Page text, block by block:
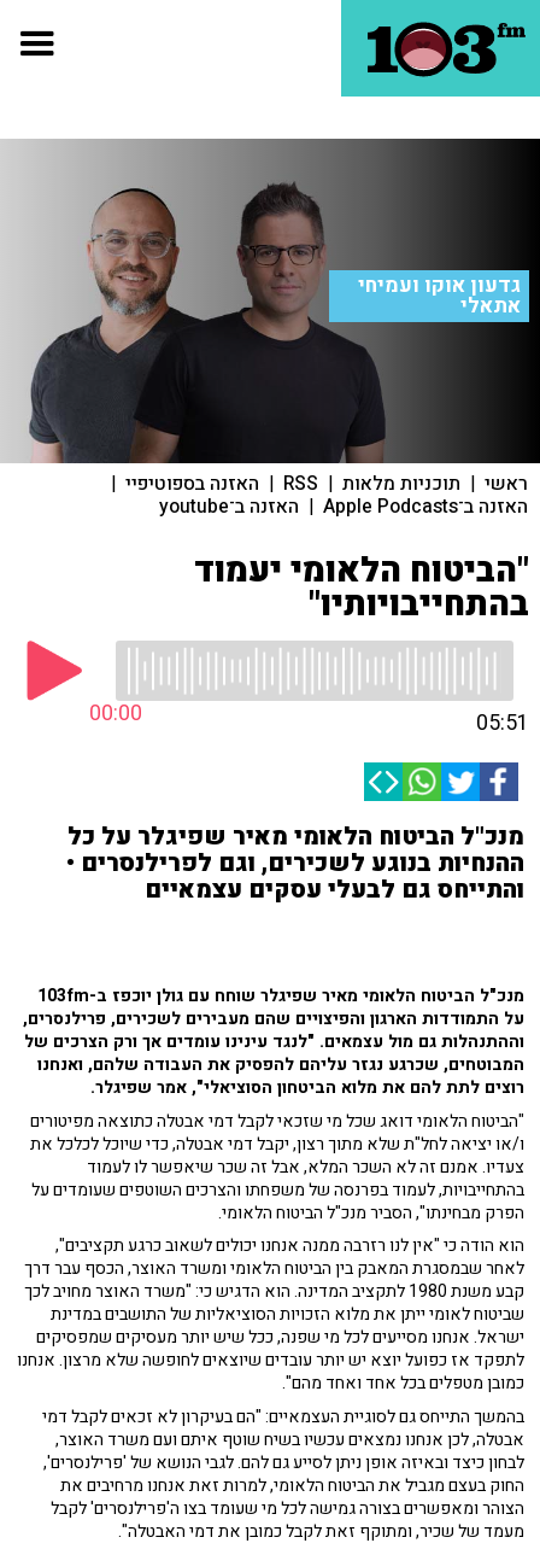
גדעון אוקו ועמיחי
אתאלי
ראשי | תוכניות מלאות |
RSS
| האזנה בספוטיפיי |
האזנה ב־Apple Podcasts | האזנה ב־youtube
"הביטוח הלאומי יעמוד
בהתחייבויותיו"
00:00 05:51
מנכ"ל הביטוח הלאומי מאיר שפיגלר על כל
ההנחיות בנוגע לשכירים, וגם לפרילנסרים •
והתייחס גם לבעלי עסקים עצמאיים
מנכ"ל הביטוח הלאומי מאיר שפיגלר שוחח עם גולן יוכפז ב-103fm
על התמודדות הארגון והפיצויים שהם מעבירים לשכירים, פרילנסרים,
וההתנהלות גם מול עצמאים. "לנגד עינינו עומדים אך ורק הצרכים של
המבוטחים, שכרגע נגזר עליהם להפסיק את העבודה שלהם, ואנחנו
רוצים לתת להם את מלוא הביטחון הסוציאלי", אמר שפיגלר.
"הביטוח הלאומי דואג שכל מי שזכאי לקבל דמי אבטלה כתוצאה מפיטורים
ו/או יציאה לחל"ת שלא מתוך רצון, יקבל דמי אבטלה, כדי שיוכל לכלכל את
צעדיו. אמנם זה לא השכר המלא, אבל זה שכר שיאפשר לו לעמוד
בהתחייבויות, לעמוד בפרנסה של משפחתו והצרכים השוטפים שעומדים על
הפרק מבחינתו", הסביר מנכ"ל הביטוח הלאומי.
הוא הודה כי "אין לנו רזרבה ממנה אנחנו יכולים לשאוב כרגע תקציבים",
לאחר שבמסגרת המאבק בין הביטוח הלאומי ומשרד האוצר, הכסף עבר דרך
קבע משנת 1980 לתקציב המדינה. הוא הדגיש כי: "משרד האוצר מחויב לכך
שביטוח לאומי ייתן את מלוא הזכויות הסוציאליות של התושבים במדינת
ישראל. אנחנו מסייעים לכל מי שפנה, ככל שיש יותר מעסיקים שמפסיקים
לתפקד אז כפועל יוצא יש יותר עובדים שיוצאים לחופשה שלא מרצון. אנחנו
כמובן מטפלים בכל אחד ואחד מהם".
בהמשך התייחס גם לסוגיית העצמאיים: "הם בעיקרון לא זכאים לקבל דמי
אבטלה, לכן אנחנו נמצאים עכשיו בשיח שוטף איתם ועם משרד האוצר,
לבחון כיצד ובאיזה אופן ניתן לסייע גם להם. לגבי הנושא של 'פרילנסרים',
החוק בעצם מגביל את הביטוח הלאומי, למרות זאת אנחנו מרחיבים את
הצוהר ומאפשרים בצורה גמישה לכל מי שעומד בצו ה'פרילנסרים' לקבל
מעמד של שכיר, ומתוקף זאת לקבל כמובן את דמי האבטלה".